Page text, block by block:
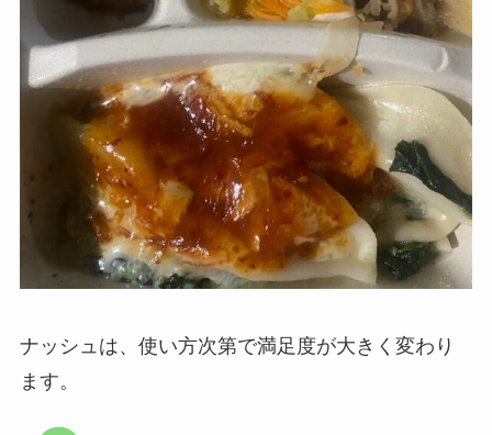
ナッシュは、使い方次第で満足度が大きく変わり
ます。